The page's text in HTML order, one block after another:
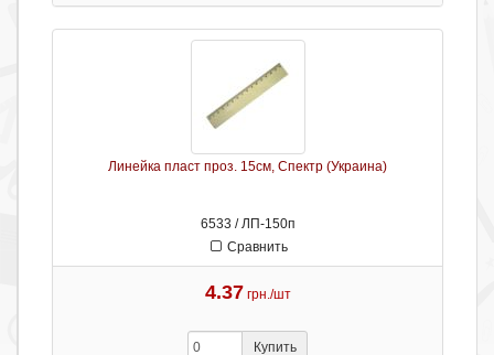
Линейка пласт проз. 15см, Спектр (Украина)
6533 / ЛП-150п
Сравнить
4.37 грн./шт
Купить